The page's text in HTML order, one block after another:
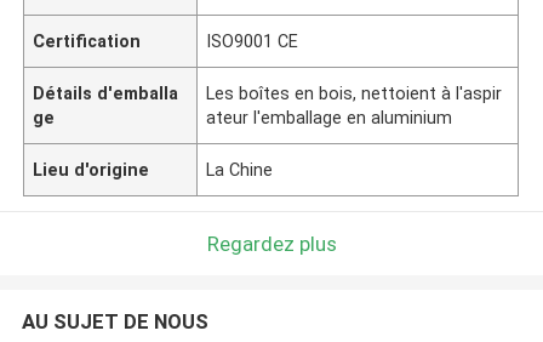
Certification ISO9001 CE
Détails d'emballa
ge
Les boîtes en bois, nettoient à l'aspir
ateur l'emballage en aluminium
Lieu d'origine La Chine
Regardez plus
AU SUJET DE NOUS